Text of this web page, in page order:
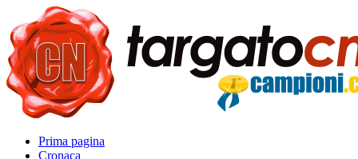
Prima pagina
Cronaca